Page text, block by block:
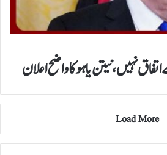
نہیں، نیتن یاہو کا واضح اعلان
Load More